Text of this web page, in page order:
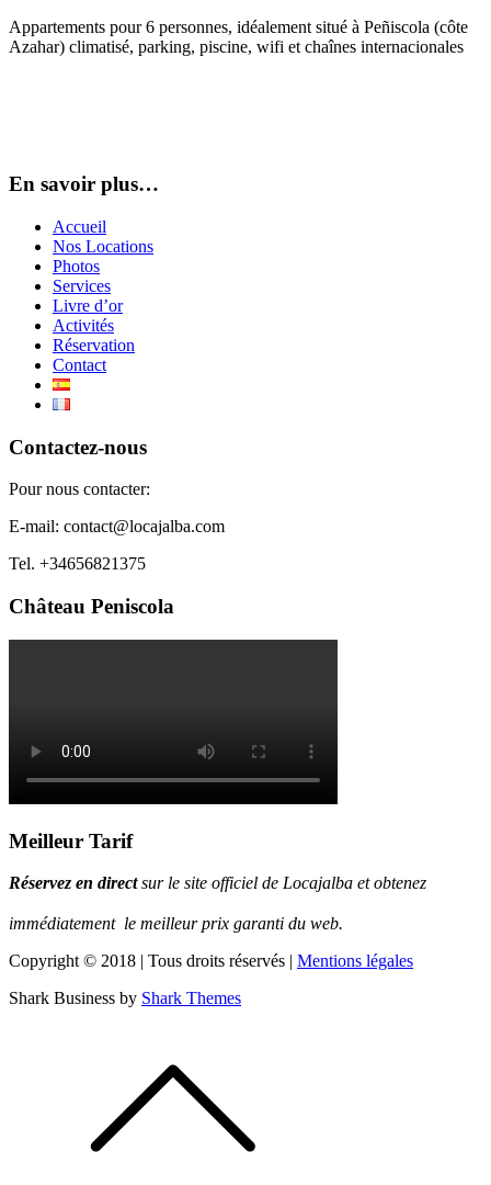
Appartements pour 6 personnes, idéalement situé à Peñiscola (côte
Azahar) climatisé, parking, piscine, wifi et chaînes internacionales
En savoir plus…
Accueil
Nos Locations
Photos
Services
Livre d’or
Activités
Réservation
Contact
Contactez-nous
Pour nous contacter:
E-mail: contact@locajalba.com
Tel. +34656821375
Château Peniscola
Meilleur Tarif
Réservez en directsur le site officiel de Locajalba et obtenez
immédiatement le meilleur prix garanti du web.
Copyright © 2018 | Tous droits réservés | Mentions légales
Shark Business by Shark Themes